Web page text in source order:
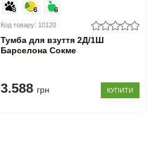
Код товару: 10120
Тумба для взуття 2Д/1Ш
Барселона Сокме
3.588 грн КУПИТИ